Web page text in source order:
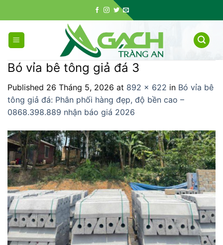
to
content
Bó vỉa bê tông giả đá 3
Published 26 Tháng 5, 2026 at 892 × 622 in Bó vỉa bê
tông giả đá: Phân phối hàng đẹp, độ bền cao –
0868.398.889 nhận báo giá 2026